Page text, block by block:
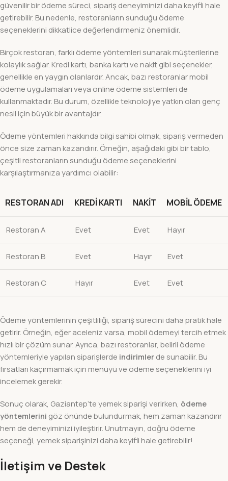
güvenilir bir ödeme süreci, sipariş deneyiminizi daha keyifli hale
getirebilir. Bu nedenle, restoranların sunduğu ödeme
seçeneklerini dikkatlice değerlendirmeniz önemlidir.
Birçok restoran, farklı ödeme yöntemleri sunarak müşterilerine
kolaylık sağlar. Kredi kartı, banka kartı ve nakit gibi seçenekler,
genellikle en yaygın olanlardır. Ancak, bazı restoranlar mobil
ödeme uygulamaları veya online ödeme sistemleri de
kullanmaktadır. Bu durum, özellikle teknolojiye yatkın olan genç
nesil için büyük bir avantajdır.
Ödeme yöntemleri hakkında bilgi sahibi olmak, sipariş vermeden
önce size zaman kazandırır. Örneğin, aşağıdaki gibi bir tablo,
çeşitli restoranların sunduğu ödeme seçeneklerini
karşılaştırmanıza yardımcı olabilir:
RESTORAN ADI KREDI KARTI NAKIT MOBIL ÖDEME
Restoran A Evet Evet Hayır
Restoran B Evet Hayır Evet
Restoran C Hayır Evet Evet
Ödeme yöntemlerinin çeşitliliği, sipariş sürecini daha pratik hale
getirir. Örneğin, eğer aceleniz varsa, mobil ödemeyi tercih etmek
hızlı bir çözüm sunar. Ayrıca, bazı restoranlar, belirli ödeme
yöntemleriyle yapılan siparişlerde indirimlerde sunabilir. Bu
fırsatları kaçırmamak için menüyü ve ödeme seçeneklerini iyi
incelemek gerekir.
Sonuç olarak, Gaziantep’te yemek siparişi verirken, ödeme
yöntemlerini göz önünde bulundurmak, hem zaman kazandırır
hem de deneyiminizi iyileştirir. Unutmayın, doğru ödeme
seçeneği, yemek siparişinizi daha keyifli hale getirebilir!
İletişim ve Destek